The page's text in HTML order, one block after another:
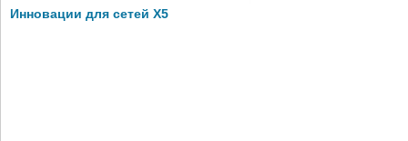
Инновации для сетей X5